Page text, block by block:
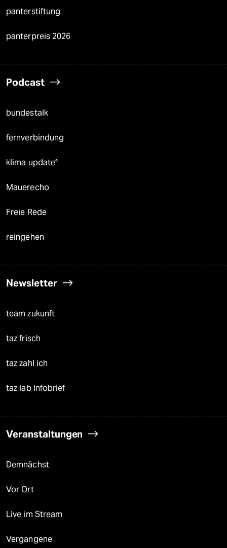
panterstiftung
panterpreis 2026
Podcast
bundestalk
fernverbindung
klima update°
Mauerecho
Freie Rede
reingehen
Newsletter
team zukunft
taz frisch
taz zahl ich
taz lab Infobrief
Veranstaltungen
Demnächst
Vor Ort
Live im Stream
Vergangene